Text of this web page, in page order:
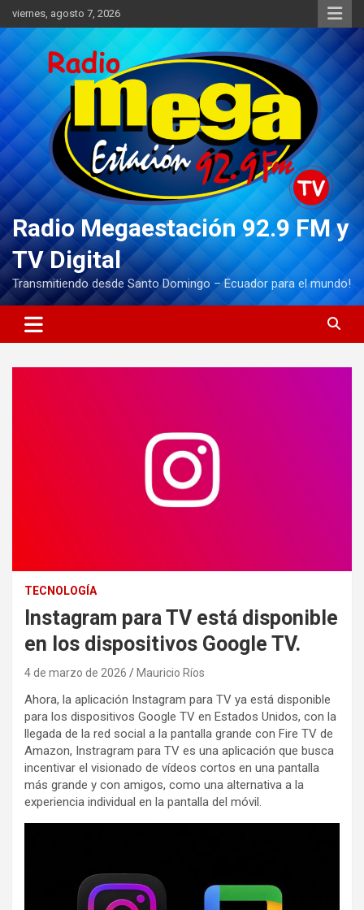
Saltar
al
contenido
viernes, agosto 7, 2026
Radio Megaestación 92.9 FM y
TV Digital
Transmitiendo desde Santo Domingo – Ecuador para el mundo!
TECNOLOGÍA
Instagram para TV está disponible
en los dispositivos Google TV.
4 de marzo de 2026 Mauricio Ríos
Ahora, la aplicación Instagram para TV ya está disponible
para los dispositivos Google TV en Estados Unidos, con la
llegada de la red social a la pantalla grande con Fire TV de
Amazon, Instragram para TV es una aplicación que busca
incentivar el visionado de vídeos cortos en una pantalla
más grande y con amigos, como una alternativa a la
experiencia individual en la pantalla del móvil.